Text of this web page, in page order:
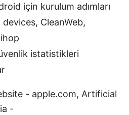
için kurulum adımları
CleanWeb,
istatistikleri
- apple.com, Artificial
-